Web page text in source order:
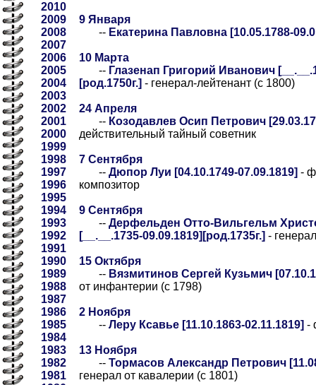
2010
2009
2008
2007
2006
2005
2004
2003
2002
2001
2000
1999
1998
1997
1996
1995
1994
1993
1992
1991
1990
1989
1988
1987
1986
1985
1984
1983
1982
1981
9 Января
-- Екатерина Павловна [10.05.1788-
10 Марта
-- Глазенап Григорий Иванович
[род.1750г.] - генерал-лейтенант (с 1800)
24 Апреля
-- Козодавлев Осип Петрович
действительный тайный советник
7 Сентября
-- Дюпор Луи [04.10.1749-07.09.1819] -
композитор
9 Сентября
-- Дерфельден Отто-Вильгельм
[__.__.1735-09.09.1819][род.1735г.] -
15 Октября
-- Вязмитинов Сергей Кузьмич
от инфантерии (с 1798)
2 Ноября
-- Леру Ксавье [11.10.1863-02.11.1819] -
13 Ноября
-- Тормасов Александр Петрович
генерал от кавалерии (с 1801)